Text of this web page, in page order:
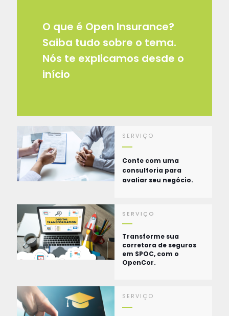
O que é Open Insurance?
Saiba tudo sobre o tema.
Nós te explicamos desde o
início
SERVIÇO
Conte com uma
consultoria para
avaliar seu negócio.
SERVIÇO
Transforme sua
corretora de seguros
em SPOC, com o
OpenCor.
SERVIÇO